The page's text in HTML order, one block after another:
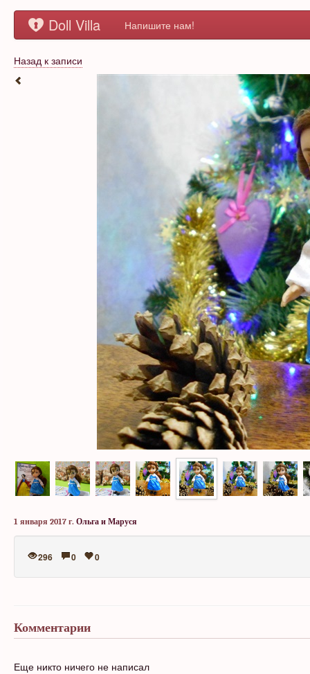
Doll Villa Напишите нам!
Назад к записи
1 января 2017 г. Ольга и Маруся
296 0 0
Комментарии
Еще никто ничего не написал